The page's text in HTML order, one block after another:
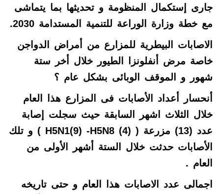
جارى إستكمال المنظومة و تحديثها بما يتماشى
مع خطة وزارة الوراعة للتنمية المستدامة 2030.
الاصابات البيطرية للمزارع من أمراض الدواجن
خاصة مرض أنفلونزا الطيور خلال أخر ستة
شهور و الموقف الوبائى بشكل عام ؟
أنحسار أعداد الأصابات فى المزارع هذا العام
خلال الثلاث اشهر السابقة حيث سجلت إصابة
عدد (13) مزرعة ( (4)
H5N8
-
H5N1(9) ) و تلك
الأصابات حدثت خلال الستة أشهر الأولى من
العام .
اجمالى عدد الاصابات هذا العام و حتى تاريخه